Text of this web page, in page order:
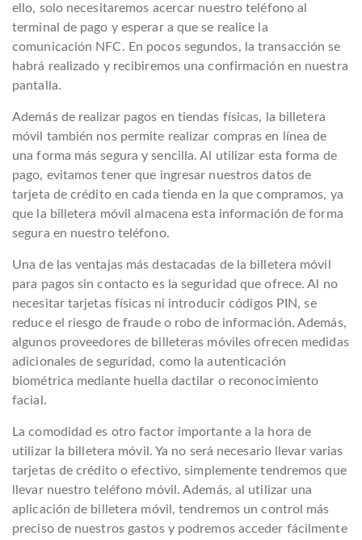
ello, solo necesitaremos acercar nuestro teléfono al
terminal de pago y esperar a que se realice la
comunicación NFC. En pocos segundos, la transacción se
habrá realizado y recibiremos una confirmación en nuestra
pantalla.
Además de realizar pagos en tiendas físicas, la billetera
móvil también nos permite realizar compras en línea de
una forma más segura y sencilla. Al utilizar esta forma de
pago, evitamos tener que ingresar nuestros datos de
tarjeta de crédito en cada tienda en la que compramos, ya
que la billetera móvil almacena esta información de forma
segura en nuestro teléfono.
Una de las ventajas más destacadas de la billetera móvil
para pagos sin contacto es la seguridad que ofrece. Al no
necesitar tarjetas físicas ni introducir códigos PIN, se
reduce el riesgo de fraude o robo de información. Además,
algunos proveedores de billeteras móviles ofrecen medidas
adicionales de seguridad, como la autenticación
biométrica mediante huella dactilar o reconocimiento
facial.
La comodidad es otro factor importante a la hora de
utilizar la billetera móvil. Ya no será necesario llevar varias
tarjetas de crédito o efectivo, simplemente tendremos que
llevar nuestro teléfono móvil. Además, al utilizar una
aplicación de billetera móvil, tendremos un control más
preciso de nuestros gastos y podremos acceder fácilmente